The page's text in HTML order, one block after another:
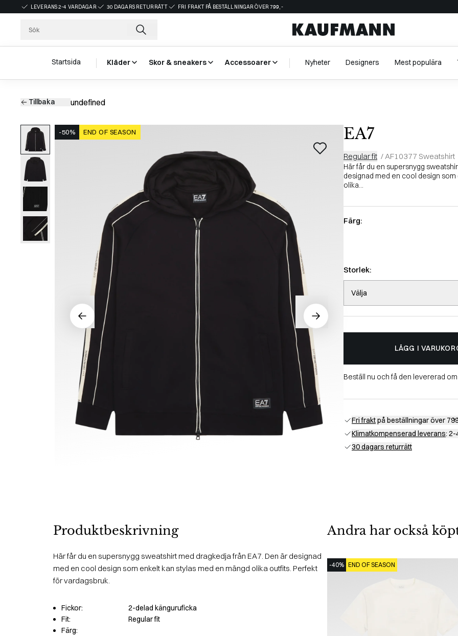
LEVERANS 2-4 VARDAGAR 30 DAGARS RETURRÄTT FRI FRAKT PÅ BESTÄLLNINGAR ÖVER 799,-
Startsida Kläder Skor & sneakers Accessoarer Nyheter Designers Mest populära
Tillbaka undefined
-50% END OF SEASON EA7
Regular fit /AF10377 Sweatshirt
Här får du en supersnygg
designad med en cool design
olika...
Färg:
Storlek:
Välja
LÄGG I
Beställ nu och få den levererad om
Fri fraktpå beställningar över
Klimatkompenserad leverans: 2-
30 dagars returrätt
Produktbeskrivning
Här får du en supersnygg sweatshirt med dragkedja från EA7. Den är designad
med en cool design som enkelt kan stylas med en mängd olika outfits. Perfekt
för vardagsbruk.
Fickor:
2-delad känguruficka
Fit:
Regular fit
Färg:
Andra har också
-40% END OF SEASON